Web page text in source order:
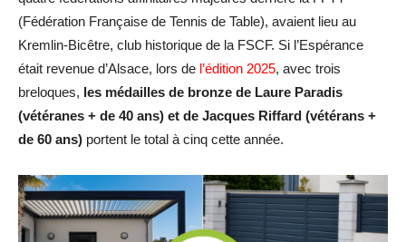
(Fédération Française de Tennis de Table), avaient lieu au
Kremlin-Bicêtre, club historique de la FSCF. Si l’Espérance
était revenue d’Alsace, lors de l’édition 2025, avec trois
breloques, les médailles de bronze de Laure Paradis
(vétéranes + de 40 ans) et de Jacques Riffard (vétérans +
de 60 ans) portent le total à cinq cette année.